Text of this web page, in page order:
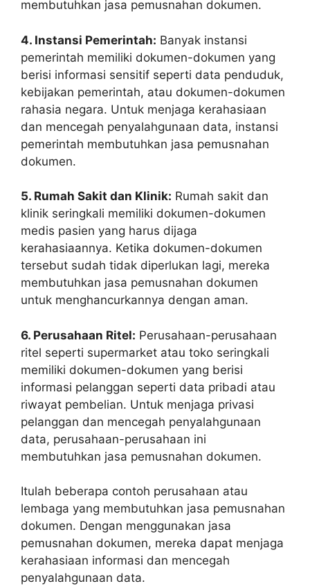
membutuhkan jasa pemusnahan dokumen.
4. Instansi Pemerintah: Banyak instansi
pemerintah memiliki dokumen-dokumen yang
berisi informasi sensitif seperti data penduduk,
kebijakan pemerintah, atau dokumen-dokumen
rahasia negara. Untuk menjaga kerahasiaan
dan mencegah penyalahgunaan data, instansi
pemerintah membutuhkan jasa pemusnahan
dokumen.
5. Rumah Sakit dan Klinik: Rumah sakit dan
klinik seringkali memiliki dokumen-dokumen
medis pasien yang harus dijaga
kerahasiaannya. Ketika dokumen-dokumen
tersebut sudah tidak diperlukan lagi, mereka
membutuhkan jasa pemusnahan dokumen
untuk menghancurkannya dengan aman.
6. Perusahaan Ritel: Perusahaan-perusahaan
ritel seperti supermarket atau toko seringkali
memiliki dokumen-dokumen yang berisi
informasi pelanggan seperti data pribadi atau
riwayat pembelian. Untuk menjaga privasi
pelanggan dan mencegah penyalahgunaan
data, perusahaan-perusahaan ini
membutuhkan jasa pemusnahan dokumen.
Itulah beberapa contoh perusahaan atau
lembaga yang membutuhkan jasa pemusnahan
dokumen. Dengan menggunakan jasa
pemusnahan dokumen, mereka dapat menjaga
kerahasiaan informasi dan mencegah
penyalahgunaan data.